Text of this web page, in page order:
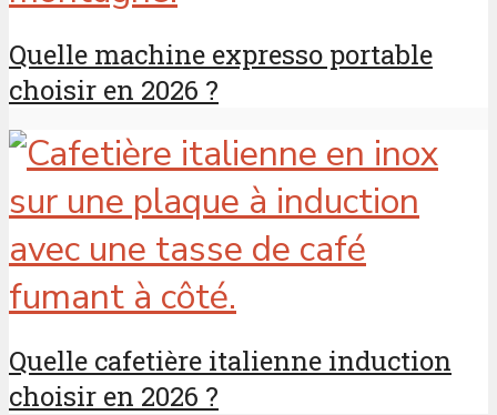
Quelle machine expresso portable
choisir en 2026 ?
Quelle cafetière italienne induction
choisir en 2026 ?